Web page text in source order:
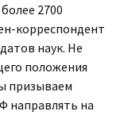
2700
корреспондент
наук. Не
положения
призываем
направлять на